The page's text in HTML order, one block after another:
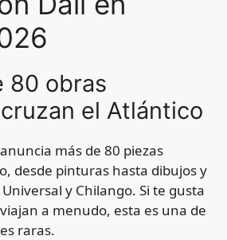
80 obras
el Atlántico
más de 80 piezas
desde pinturas hasta dibujos y
y Chilango. Si te gusta
a menudo, esta es una de
raras.